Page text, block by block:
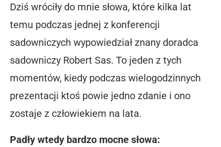
Dziś wróciły do mnie słowa, które kilka lat
temu podczas jednej z konferencji
sadowniczych wypowiedział znany doradca
sadowniczy Robert Sas. To jeden z tych
momentów, kiedy podczas wielogodzinnych
prezentacji ktoś powie jedno zdanie i ono
zostaje z człowiekiem na lata.
Padły wtedy bardzo mocne słowa: